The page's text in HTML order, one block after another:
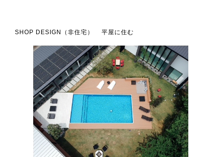
SHOP DESIGN（非住宅） 平屋に住む